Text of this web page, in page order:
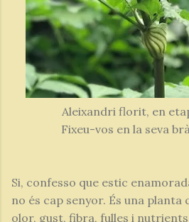
Aleixandri florit, en
Fixeu-vos en la seva
Si, confesso que estic
no és cap senyor. És una planta
olor, gust, fibra, fulles i